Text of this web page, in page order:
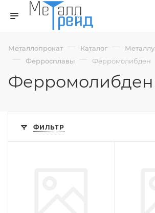
Металлопрокат — Каталог —
— Ферросплавы — Ферромолибден
Ферромолибден
ФИЛЬТР